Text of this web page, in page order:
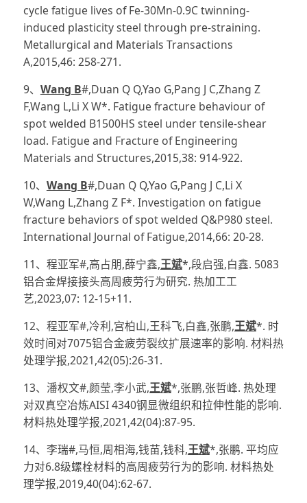
cycle fatigue lives of Fe-30Mn-0.9C twinning-
induced plasticity steel through pre-straining.
Metallurgical and Materials Transactions
A,2015,46: 258-271.
9、 Wang B#,Duan Q Q,Yao G,Pang J C,Zhang Z
F,Wang L,Li X W*. Fatigue fracture behaviour of
spot welded B1500HS steel under tensile-shear
load. Fatigue and Fracture of Engineering
Materials and Structures,2015,38: 914-922.
10、 Wang B#,Duan Q Q,Yao G,Pang J C,Li X
W,Wang L,Zhang Z F*. Investigation on fatigue
fracture behaviors of spot welded Q&P980 steel.
International Journal of Fatigue,2014,66: 20-28.
11、程亚军#,高占朋,薛宁鑫,王斌*,段启强,白鑫. 5083
铝合金焊接接头高周疲劳行为研究. 热加工工
艺,2023,07: 12-15+11.
12、程亚军#,冷利,宫柏山,王科飞,白鑫,张鹏,王斌*. 时
效时间对7075铝合金疲劳裂纹扩展速率的影响. 材料热
处理学报,2021,42(05):26-31.
13、潘权文#,颜莹,李小武,王斌*,张鹏,张哲峰. 热处理
对双真空冶炼AISI 4340钢显微组织和拉伸性能的影响.
材料热处理学报,2021,42(04):87-95.
14、李瑞#,马恒,周相海,钱苗,钱科,王斌*,张鹏. 平均应
力对6.8级螺栓材料的高周疲劳行为的影响. 材料热处
理学报,2019,40(04):62-67.